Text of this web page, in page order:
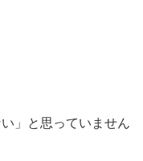
」と思っていません